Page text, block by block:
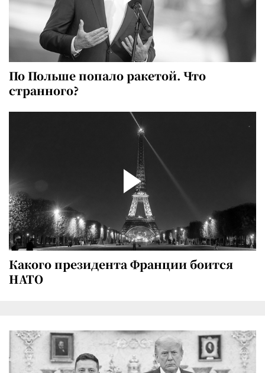
По Польше попало ракетой. Что
странного?
Какого президента Франции боится
НАТО